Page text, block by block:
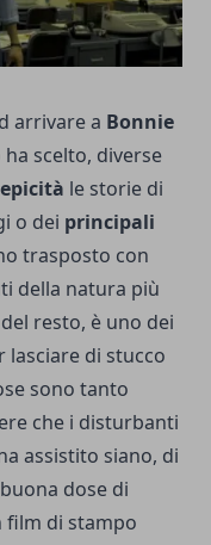
arrivare a Bonnie
scelto, diverse
epicità le storie di
o dei principali
trasposto con
della natura più
resto, è uno dei
lasciare di stucco
sono tanto
che i disturbanti
assistito siano, di
dose di
film di stampo